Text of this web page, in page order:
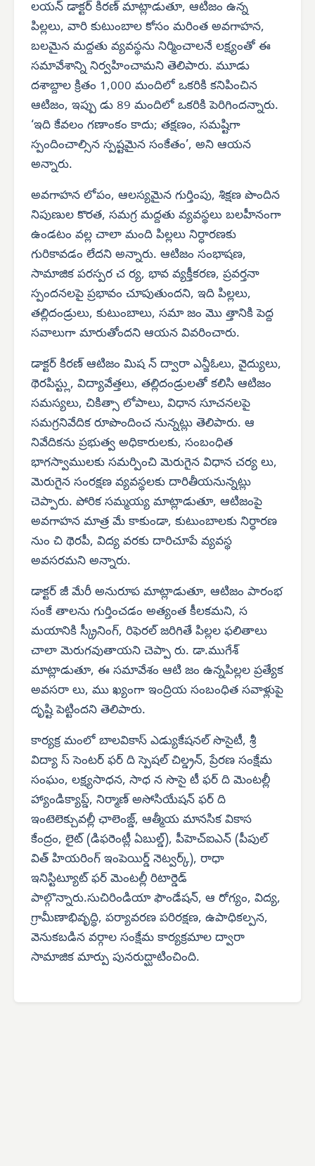
లయన్ డాక్టర్ కిరణ్ మాట్లాడుతూ, ఆటిజం ఉన్న
పిల్లలు, వారి కుటుంబాల కోసం మరింత అవగాహన,
బలమైన మద్దతు వ్యవస్థను నిర్మించాలనే లక్ష్యంతో ఈ
సమావేశాన్ని నిర్వహించామని తెలిపారు. మూడు
దశాబ్దాల క్రితం 1,000 మందిలో ఒకరికి కనిపించిన
ఆటిజం, ఇప్పు డు 89 మందిలో ఒకరికి పెరిగిందన్నారు.
‘ఇది కేవలం గణాంకం కాదు; తక్షణం, సమష్టిగా
స్పందించాల్సిన స్పష్టమైన సంకేతం’, అని ఆయన
అన్నారు.
అవగాహన లోపం, ఆలస్యమైన గుర్తింపు, శిక్షణ పొందిన
నిపుణుల కొరత, సమగ్ర మద్దతు వ్యవస్థలు బలహీనంగా
ఉండటం వల్ల చాలా మంది పిల్లలు నిర్ధారణకు
గురికావడం లేదని అన్నారు. ఆటిజం సంభాషణ,
సామాజిక పరస్పర చ ర్య, భావ వ్యక్తీకరణ, ప్రవర్తనా
స్పందనలపై ప్రభావం చూపుతుందని, ఇది పిల్లలు,
తల్లిదండ్రులు, కుటుంబాలు, సమా జం మొ త్తానికి పెద్ద
సవాలుగా మారుతోందని ఆయన వివరించారు.
డాక్టర్ కిరణ్ ఆటిజం మిష న్ ద్వారా ఎన్జీఓలు, వైద్యులు,
థెరపిస్ట్లు, విద్యావేత్తలు, తల్లిదండ్రులతో కలిసి ఆటిజం
సమస్యలు, చికిత్సా లోపాలు, విధాన సూచనలపై
సమగ్రనివేదిక రూపొందించ నున్నట్లు తెలిపారు. ఆ
నివేదికను ప్రభుత్వ అధికారులకు, సంబంధిత
భాగస్వాములకు సమర్పించి మెరుగైన విధాన చర్య లు,
మెరుగైన సంరక్షణ వ్యవస్థలకు దారితీయనున్నట్లు
చెప్పారు. పోరిక సమ్మయ్య మాట్లాడుతూ, ఆటిజంపై
అవగాహన మాత్ర మే కాకుండా, కుటుంబాలకు నిర్ధారణ
నుం చి థెరపీ, విద్య వరకు దారిచూపే వ్యవస్థ
అవసరమని అన్నారు.
డాక్టర్ జీ మేరీ అనురూప మాట్లాడుతూ, ఆటిజం పారంభ
సంకే తాలను గుర్తించడం అత్యంత కీలకమని, స
మయానికి స్క్రీనింగ్, రిఫెరల్ జరిగితే పిల్లల ఫలితాలు
చాలా మెరుగవుతాయని చెప్పా రు. డా.ముగేశ్
మాట్లాడుతూ, ఈ సమావేశం ఆటి జం ఉన్నపిల్లల ప్రత్యేక
అవసరా లు, ము ఖ్యంగా ఇంద్రియ సంబంధిత సవాళ్లుపై
దృష్టి పెట్టిందని తెలిపారు.
కార్యక్ర మంలో బాలవికాస్ ఎడ్యుకేషనల్ సొసైటీ, శ్రీ
విద్యా స్ సెంటర్ ఫర్ ది స్పెషల్ చిల్డ్రన్, ప్రేరణ సంక్షేమ
సంఘం, లక్ష్యసాధన, సాధ న సొసై టీ ఫర్ ది మెంటల్లీ
హ్యాండిక్యాప్డ్, నిర్మాణ్ అసోసియేషన్ ఫర్ ది
ఇంటెలెక్చువల్లీ ఛాలెంజ్డ్, ఆత్మీయ మానసిక వికాస
కేంద్రం, లైట్ (డిఫరెంట్లీ ఏబుల్డ్), పీహెచ్‌ఐఎన్ (పీపుల్
విత్ హియరింగ్ ఇంపెయిర్డ్ నెట్వర్క్), రాధా
ఇనిస్టిట్యూట్ ఫర్ మెంటల్లీ రిటార్డెడ్
పాల్గొన్నారు.సుచిరిండియా ఫౌండేషన్, ఆ రోగ్యం, విద్య,
గ్రామీణాభివృద్ధి, పర్యావరణ పరిరక్షణ, ఉపాధికల్పన,
వెనుకబడిన వర్గాల సంక్షేమ కార్యక్రమాల ద్వారా
సామాజిక మార్పు పునరుద్ఘాటించింది.